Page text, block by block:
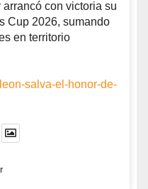
con victoria su
Cup 2026, sumando
en territorio
salva-el-honor-de-